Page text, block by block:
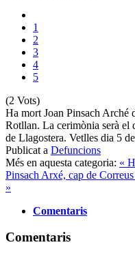
1
2
3
4
5
(2 Vots)
Ha mort Joan Pinsach Arché
Rotllan. La cerimònia serà el
de Llagostera. Vetlles dia 5
Publicat a Defuncions
Més en aquesta categoria: «
Pinsach Arxé, cap de
»
Comentaris
Comentaris